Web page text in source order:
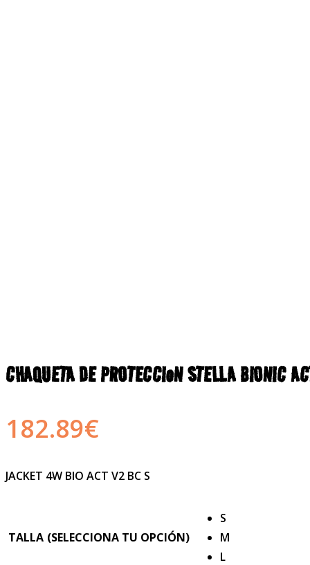
CHAQUETA DE PROTECCIoN STELLA BIONIC
182.89€
JACKET 4W BIO ACT V2 BC S
TALLA
S
M
L